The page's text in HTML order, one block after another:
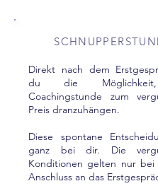
Direkt nach dem
du die
Coachingstunde zum
Preis dranzuhängen.
Diese spontane
ganz bei dir. Die
Konditionen gelten nur bei
Anschluss an das